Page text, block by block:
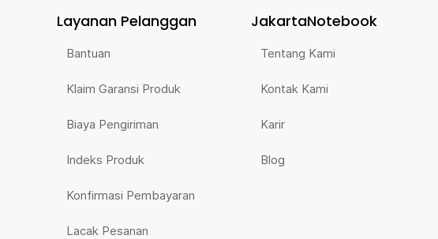
Special Design
Bagian kepala senter ini dibuat panjang yang terfokus ke satu titik. Hal
fokus cahaya lebih terarah dan memudahkan Anda saat
Layanan Pelanggan
Bantuan
Klaim Garansi Produk
Biaya Pengiriman
Indeks Produk
Konfirmasi Pembayaran
Lacak Pesanan
JakartaNotebook
Tentang Kami
Kontak Kami
Karir
Blog